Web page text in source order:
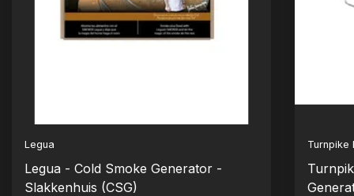
Legua
Legua - Cold Smoke Generator -
Slakkenhuis (CSG)
Turnpike